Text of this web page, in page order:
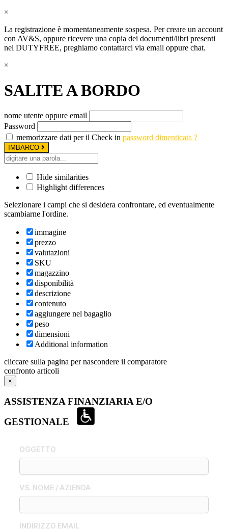
×
La registrazione è momentaneamente sospesa. Per creare un account
con AV&S, oppure ricevere una copia dei documenti/libri presenti
nel DUTYFREE, preghiamo contattarci via email oppure chat.
×
SALITE A BORDO
nome utente oppure email
Password
memorizzare dati per il Check in password dimenticata ?
IMBARCO
Hide similarities
Highlight differences
Selezionare i campi che si desidera confrontare, ed eventualmente
scambiarne l'ordine.
immagine
prezzo
valutazioni
SKU
magazzino
disponibilità
descrizione
contenuto
aggiungere nel bagaglio
peso
dimensioni
Additional information
cliccare sulla pagina per nascondere il comparatore
confronto articoli
×
ASSISTENZA FINANZIARIA E/O
GESTIONALE